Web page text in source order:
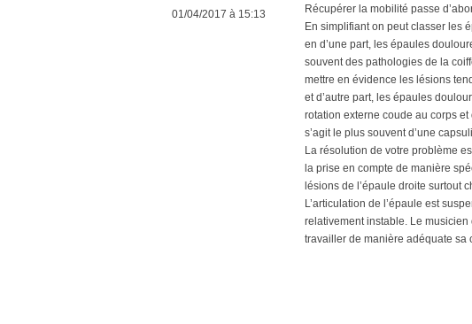
01/04/2017 à 15:13
Récupérer la mobilité passe
En simplifiant on peut classer les
en d’une part, les épaules
souvent des pathologies de la
mettre en évidence les lésions
et d’autre part, les épaules
rotation externe coude au corps et
s’agit le plus souvent d’une
La résolution de votre problème
la prise en compte de manière
lésions de l’épaule droite surtout
L’articulation de l’épaule est
relativement instable. Le
travailler de manière adéquate sa